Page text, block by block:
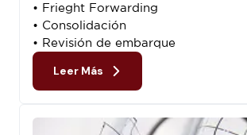
• Frieght Forwarding
• Consolidación
• Revisión de embarque
Leer Más